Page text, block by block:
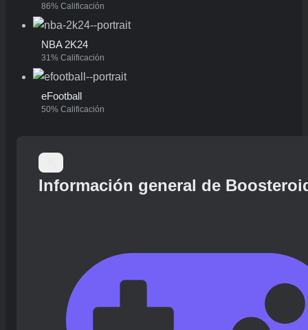
86% Calificación
NBA 2K24
31% Calificación
eFootball
50% Calificación
Información general de